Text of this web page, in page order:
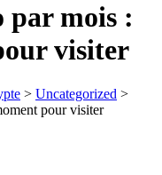
par mois :
visiter
> Uncategorized >
pour visiter